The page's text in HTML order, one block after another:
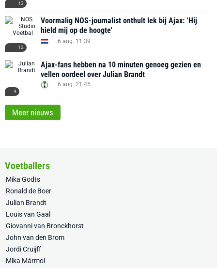
13
12
Voormalig NOS-journalist onthult lek bij Ajax: ‘Hij
hield mij op de hoogte'
6 aug. 11:39
4
Ajax-fans hebben na 10 minuten genoeg gezien en
vellen oordeel over Julian Brandt
6 aug. 21:45
Meer nieuws
Voetballers
Mika Godts
Ronald de Boer
Julian Brandt
Louis van Gaal
Giovanni van Bronckhorst
John van den Brom
Jordi Cruijff
Mika Mármol